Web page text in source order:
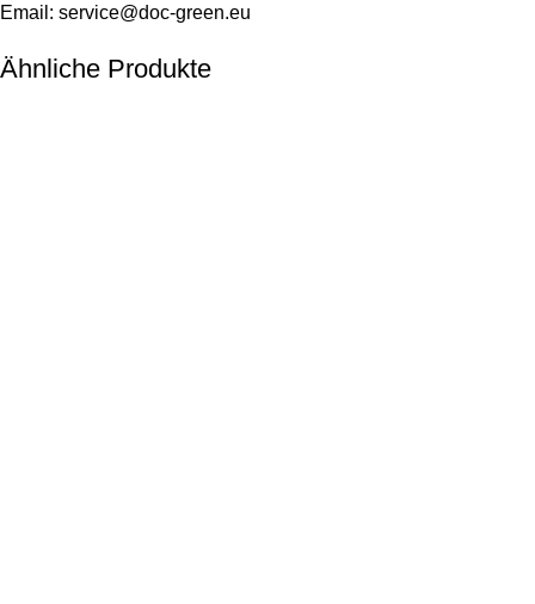
Email: service@doc-green.eu
Ähnliche Produkte